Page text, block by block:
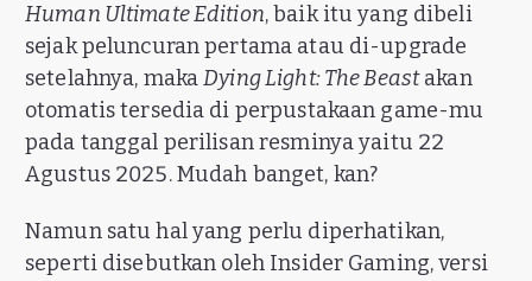
Human Ultimate Edition, baik itu yang dibeli
sejak peluncuran pertama atau di-upgrade
setelahnya, makaDying Light: The Beastakan
otomatis tersedia di perpustakaan game-mu
pada tanggal perilisan resminya yaitu 22
Agustus 2025. Mudah banget, kan?
Namun satu hal yang perlu diperhatikan,
seperti disebutkan oleh Insider Gaming, versi